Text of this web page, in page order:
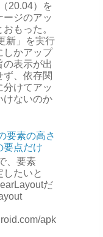
20.04）を
ージのアッ
もった。
新」を実行
しかアップ
の表示が出
ず、依存関
けてアッ
けないのか
要素の高さ
要点だけ
、要素
したいと
だ
apk